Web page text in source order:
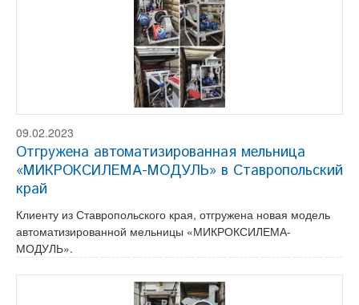
09.02.2023
Отгружена автоматизированная мельница
«МИКРОКСИЛЕМА-МОДУЛЬ» в Ставропольский
край
Клиенту из Ставропольского края, отгружена новая модель
автоматизированной мельницы «МИКРОКСИЛЕМА-
МОДУЛЬ».